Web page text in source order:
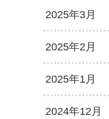
2025年3月
2025年2月
2025年1月
2024年12月